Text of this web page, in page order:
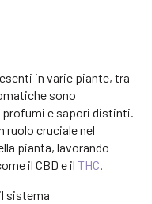
in varie piante, tra
sono
profumi e sapori distinti.
ruolo cruciale nel
pianta, lavorando
il CBD e il THC.
sistema